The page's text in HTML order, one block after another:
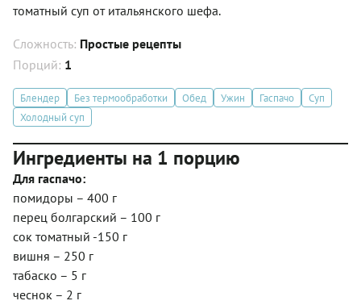
томатный суп от итальянского шефа.
Сложность: Простые рецепты
Порций: 1
Блендер Без термообработки Обед Ужин Гаспачо
Суп
Холодный суп
Ингредиенты на 1 порцию
Для гаспачо:
помидоры – 400 г
перец болгарский – 100 г
сок томатный -150 г
вишня – 250 г
табаско – 5 г
чеснок – 2 г